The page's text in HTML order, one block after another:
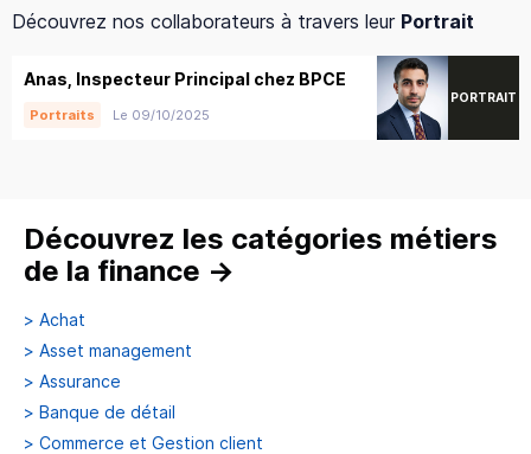
Découvrez nos collaborateurs à travers leur Portrait
Anas, Inspecteur Principal chez BPCE
Portraits Le 09/10/2025
PORTRAIT
Découvrez les catégories métiers
de la finance →
> Achat
> Asset management
> Assurance
> Banque de détail
> Commerce et Gestion client